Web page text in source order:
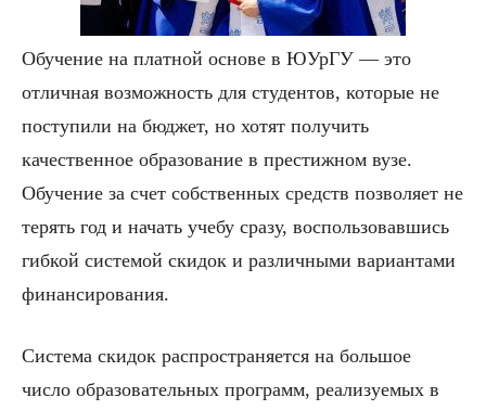
Обучение на платной основе в ЮУрГУ — это
отличная возможность для студентов, которые не
поступили на бюджет, но хотят получить
качественное образование в престижном вузе.
Обучение за счет собственных средств позволяет не
терять год и начать учебу сразу, воспользовавшись
гибкой системой скидок и различными вариантами
финансирования.
Система скидок распространяется на большое
число образовательных программ, реализуемых в